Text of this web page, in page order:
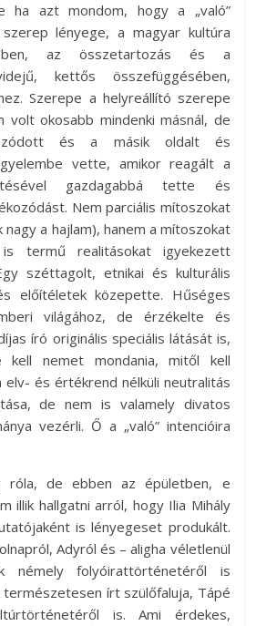
ha azt mondom, hogy a „való”
lényege, a magyar kultúra
az összetartozás és a
kettős összefüggésében,
Szerepe a helyreállító szerepe
volt okosabb mindenki másnál, de
és a másik oldalt és
vette, amikor reagált a
gazdagabbá tette és
Nem parciális mítoszokat
a hajlam), hanem a mítoszokat
termű realitásokat igyekezett
széttagolt, etnikai és kulturális
előítéletek közepette. Hűséges
világához, de érzékelte és
író originális speciális látását is,
nemet mondania, mitől kell
elv- és értékrend nélküli neutralitás
de nem is valamely divatos
vezérli. Ő a „való” intencióira
róla, de ebben az épületben, e
illik hallgatni arról, hogy Ilia Mihály
is lényegeset produkált.
Adyról és – aligha véletlenül
folyóirattörténetéről is
írt szülőfaluja, Tápé
is. Ami érdekes,